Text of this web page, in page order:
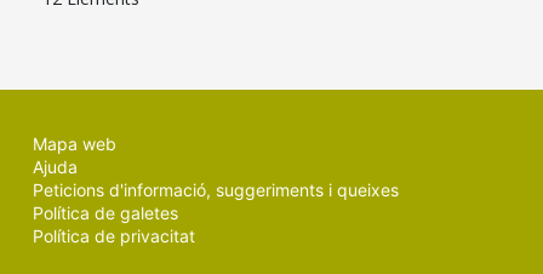
Mapa web
Ajuda
Peticions d'informació, suggeriments i queixes
Política de galetes
Política de privacitat